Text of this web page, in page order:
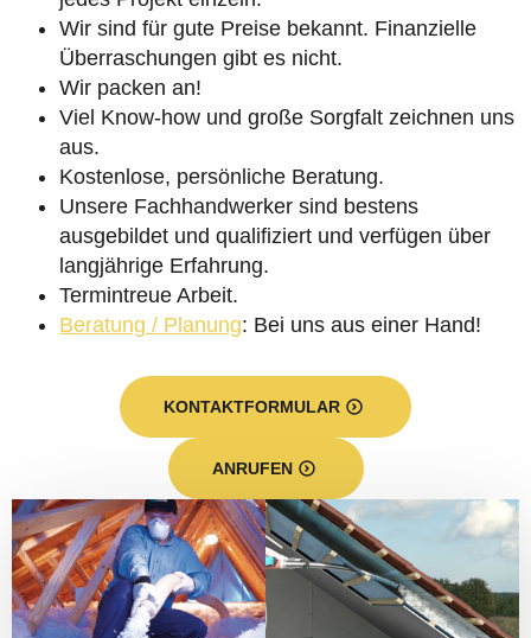
Wir sind für gute Preise bekannt. Finanzielle
Überraschungen gibt es nicht.
Wir packen an!
Viel Know-how und große Sorgfalt zeichnen uns
aus.
Kostenlose, persönliche Beratung.
Unsere Fachhandwerker sind bestens
ausgebildet und qualifiziert und verfügen über
langjährige Erfahrung.
Termintreue Arbeit.
Beratung / Planung: Bei uns aus einer Hand!
KONTAKTFORMULAR
ANRUFEN